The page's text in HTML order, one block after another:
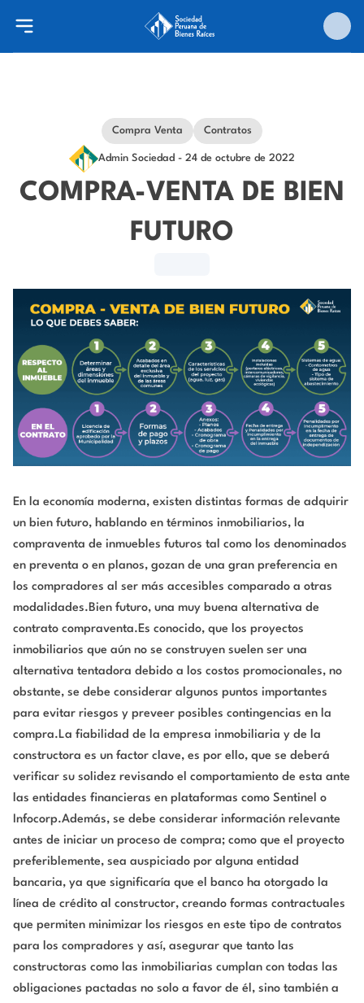
Compra Venta Contratos
Admin Sociedad - 24 de octubre de 2022
COMPRA-VENTA DE BIEN
FUTURO
En la economía moderna, existen distintas formas de adquirir
un bien futuro, hablando en términos inmobiliarios, la
compraventa de inmuebles futuros tal como los denominados
en preventa o en planos, gozan de una gran preferencia en
los compradores al ser más accesibles comparado a otras
modalidades.Bien futuro, una muy buena alternativa de
contrato compraventa.Es conocido, que los proyectos
inmobiliarios que aún no se construyen suelen ser una
alternativa tentadora debido a los costos promocionales, no
obstante, se debe considerar algunos puntos importantes
para evitar riesgos y preveer posibles contingencias en la
compra.La fiabilidad de la empresa inmobiliaria y de la
constructora es un factor clave, es por ello, que se deberá
verificar su solidez revisando el comportamiento de esta ante
las entidades financieras en plataformas como Sentinel o
Infocorp.Además, se debe considerar información relevante
antes de iniciar un proceso de compra; como que el proyecto
preferiblemente, sea auspiciado por alguna entidad
bancaria, ya que significaría que el banco ha otorgado la
línea de crédito al constructor, creando formas contractuales
que permiten minimizar los riesgos en este tipo de contratos
para los compradores y así, asegurar que tanto las
constructoras como las inmobiliarias cumplan con todas las
obligaciones pactadas no solo a favor de él, sino también a